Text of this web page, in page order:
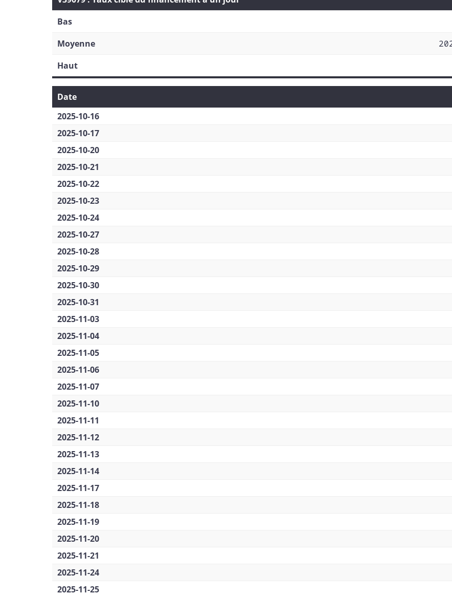
Bas
Moyenne
Haut
Date
2025-10-16
2025-10-17
2025-10-20
2025-10-21
2025-10-22
2025-10-23
2025-10-24
2025-10-27
2025-10-28
2025-10-29
2025-10-30
2025-10-31
2025-11-03
2025-11-04
2025-11-05
2025-11-06
2025-11-07
2025-11-10
2025-11-11
2025-11-12
2025-11-13
2025-11-14
2025-11-17
2025-11-18
2025-11-19
2025-11-20
2025-11-21
2025-11-24
2025-11-25